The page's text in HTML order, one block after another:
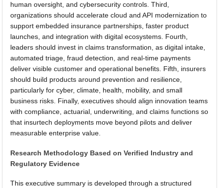
human oversight, and cybersecurity controls. Third,
organizations should accelerate cloud and API modernization to
support embedded insurance partnerships, faster product
launches, and integration with digital ecosystems. Fourth,
leaders should invest in claims transformation, as digital intake,
automated triage, fraud detection, and real-time payments
deliver visible customer and operational benefits. Fifth, insurers
should build products around prevention and resilience,
particularly for cyber, climate, health, mobility, and small
business risks. Finally, executives should align innovation teams
with compliance, actuarial, underwriting, and claims functions so
that insurtech deployments move beyond pilots and deliver
measurable enterprise value.
Research Methodology Based on Verified Industry and
Regulatory Evidence
This executive summary is developed through a structured